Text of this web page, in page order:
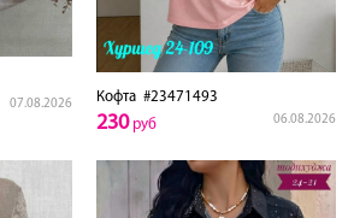
07.08.2026 Кофта #23471493
06.08.2026
230руб